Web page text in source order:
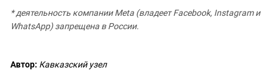
* деятельность компании Meta (владеет Facebook, Instagram и
WhatsApp) запрещена в России.
Автор: Кавказский узел